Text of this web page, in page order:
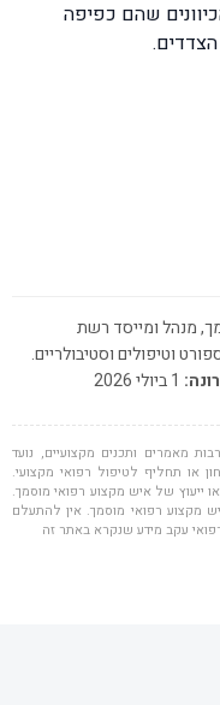
שהם כפיפה
מנהל ומייסד רשת
וטיפולים וסטיבולריים.
מאמרים ותכנים מקצועיים, נועד
או תחליף לטיפול רפואי מקצועי.
ייעוץ של איש מקצוע רפואי מוסמך.
מקצוע רפואי מוסמך. אין להתעלם
עקב מידע שנקרא באתר זה